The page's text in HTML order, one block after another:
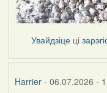
Увайдзіце ці
Harrier- 06.07.2026 -